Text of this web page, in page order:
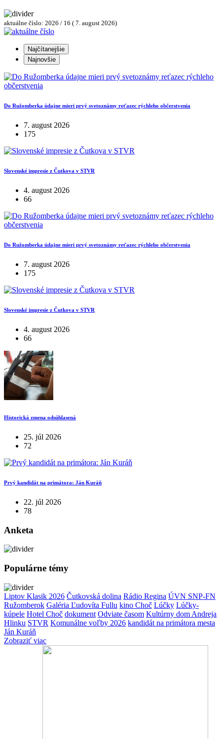
aktuálne číslo: 2026 / 16 ( 7. august 2026)
Najčítanejšie
Najnovšie
Do Ružomberka údajne mieri prvý svetoznámy reťazec rýchleho občerstvenia
7. august 2026
175
Slovenské impresie z Čutkova v STVR
4. august 2026
66
Do Ružomberka údajne mieri prvý svetoznámy reťazec rýchleho občerstvenia
7. august 2026
175
Slovenské impresie z Čutkova v STVR
4. august 2026
66
Historická zmena odsúhlasená
25. júl 2026
72
Prvý kandidát na primátora: Ján Kuráň
22. júl 2026
78
Anketa
Populárne témy
Liptov Klasik 2026 Čutkovská dolina Rádio Regina ÚVN SNP-FN
Ružomberok Galéria Ľudovíta Fullu kino Choč Lúčky Lúčky-
kúpele Hotel Choč dokument Odviate časom Kultúrny dom Andreja
Hlinku STVR Komunálne voľby 2026 kandidát na primátora mesta
Ján Kuráň
Zobraziť viac